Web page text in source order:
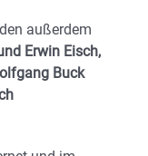
außerdem
Erwin Eisch,
Buck